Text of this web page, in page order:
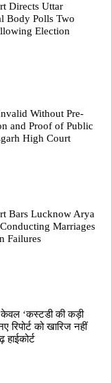
Directs Uttar
Body Polls Two
Election
Without Pre-
and Proof of Public
High Court
Bars Lucknow Arya
Marriages
Failures
‘कस्टडी की कड़ी
रिपोर्ट को खारिज नहीं
हाईकोर्ट